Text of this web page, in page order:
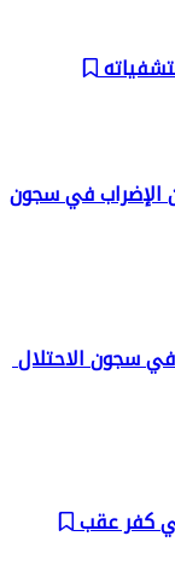
عدنان بعد 88 يوماً من الإضراب في سجون
سجون الاحتلال
في كفر عقب